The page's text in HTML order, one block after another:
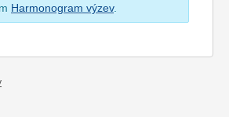
Harmonogram výzev.